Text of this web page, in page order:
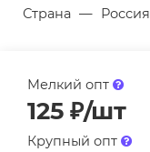
Страна — Россия
Мелкий опт
125 ₽/шт
Крупный опт